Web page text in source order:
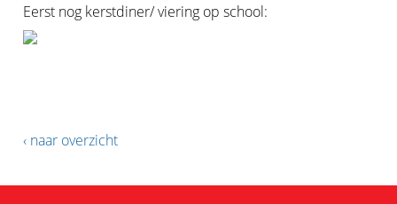
Eerst nog kerstdiner/ viering op school:
‹ naar overzicht